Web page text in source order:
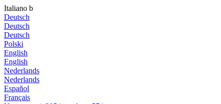
Italiano b
Deutsch
Deutsch
Deutsch
Polski
English
English
Nederlands
Nederlands
Español
Français